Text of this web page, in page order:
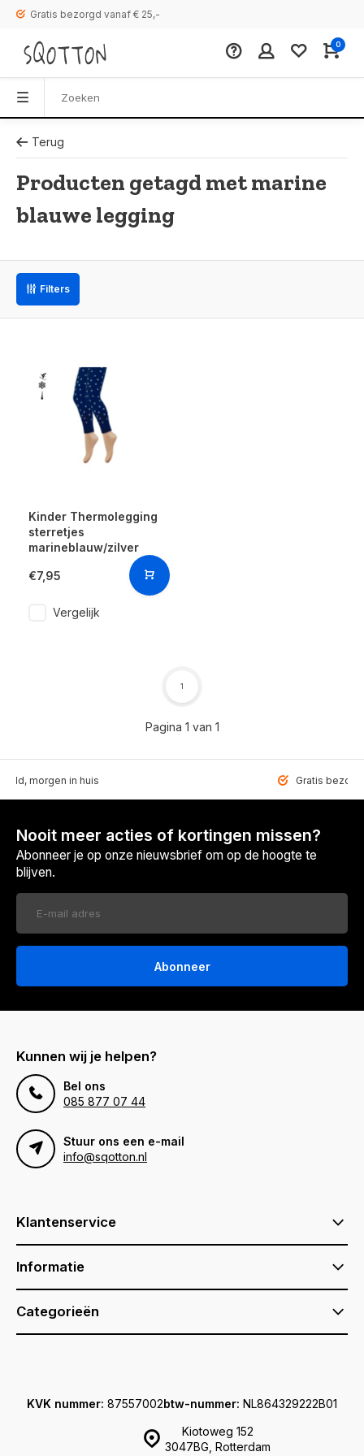
Gratis bezorgd vanaf € 25,-
0
Terug
Producten getagd met marine
blauwe legging
Filters
Kinder Thermolegging
sterretjes
marineblauw/zilver
€7,95
Vergelijk
Pagina 1 van 1
1
morgen in huis Gratis
Nooit meer acties of kortingen missen?
Abonneer je op onze nieuwsbrief om op de hoogte te
blijven.
Abonneer
Kunnen wij je helpen?
Bel ons
085 877 07 44
Stuur ons een e-mail
info@sqotton.nl
Klantenservice
Informatie
Categorieën
Kiotoweg 152
3047BG, Rotterdam
KVK nummer: 87557002btw-nummer: NL864329222B01